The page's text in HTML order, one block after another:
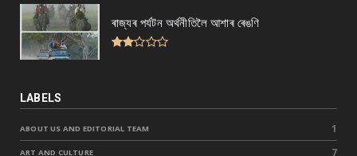
ৰাজ্যৰ পৰ্যটন অৰ্থনীতিলৈ আশাৰ ৰেঙণি
LABELS
ABOUT US AND EDITORIAL TEAM 1
ART AND CULTURE 7